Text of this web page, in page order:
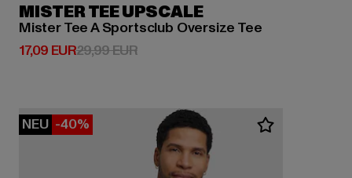
MISTER TEE UPSCALE
Mister Tee A Sportsclub Oversize Tee
17,09 EUR
Derzeitiger Preis: 17,09 EUR
29,99 EURAktionspreis: 29,99 EUR
NEU -40%